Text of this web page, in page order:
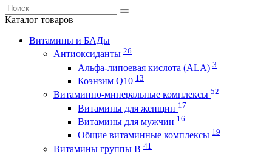
Каталог товаров
Витамины и БАДы
Антиоксиданты 26
Альфа-липоевая кислота (ALA) 3
Коэнзим Q10 13
Витаминно-минеральные комплексы 52
Витамины для женщин 17
Витамины для мужчин 16
Общие витаминные комплексы 19
Витамины группы В 41